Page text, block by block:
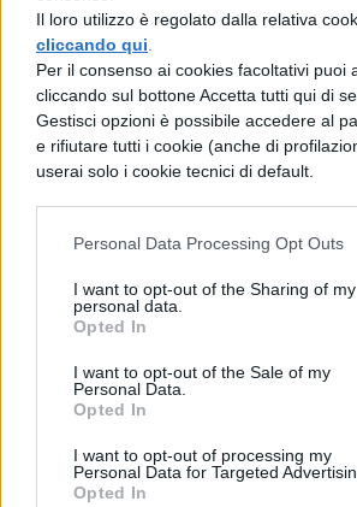
Il loro utilizzo è regolato dalla relativa
cliccando qui
Per il consenso ai cookies facoltativi puoi
cliccando sul bottone Accetta tutti qui di
Gestisci opzioni è possibile accedere al
e rifiutare tutti i cookie (anche di
userai solo i cookie tecnici di default.
Personal Data Processing Opt Outs
I want to opt-out of the Sharing of my
personal data.
Opted In
I want to opt-out of the Sale of my
Personal Data.
Opted In
I want to opt-out of processing my
Personal Data for Targeted
Opted In
del branco di lupi’. Quando è
degli altri ‘lupi’ per saldare i
carogne ubriache erano già
I quattro ragazzi sono stati
polizia. Si era parlato di una
dall’attore, con conseguente
natale, ma lui stesso ha
hanno preso al collo ma
divincolarmi. Il volto non me
toccato”.
TI POTREBBE